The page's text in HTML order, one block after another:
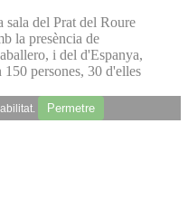
sala del Prat del Roure
la presència de
i del d'Espanya,
persones, 30 d'elles
Permetre